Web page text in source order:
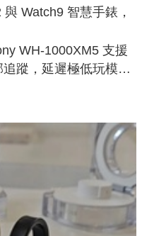
Watch9 智慧手錶，
WH-1000XM5 支援
蹤，延遲極低玩模擬